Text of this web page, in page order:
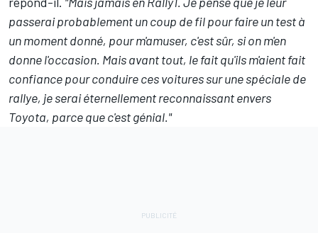
passerai probablement un coup de fil pour faire un test à
un moment donné, pour m'amuser, c'est sûr, si on m'en
donne l'occasion. Mais avant tout, le fait qu'ils m'aient fait
confiance pour conduire ces voitures sur une spéciale de
rallye, je serai éternellement reconnaissant envers
Toyota, parce que c'est génial."